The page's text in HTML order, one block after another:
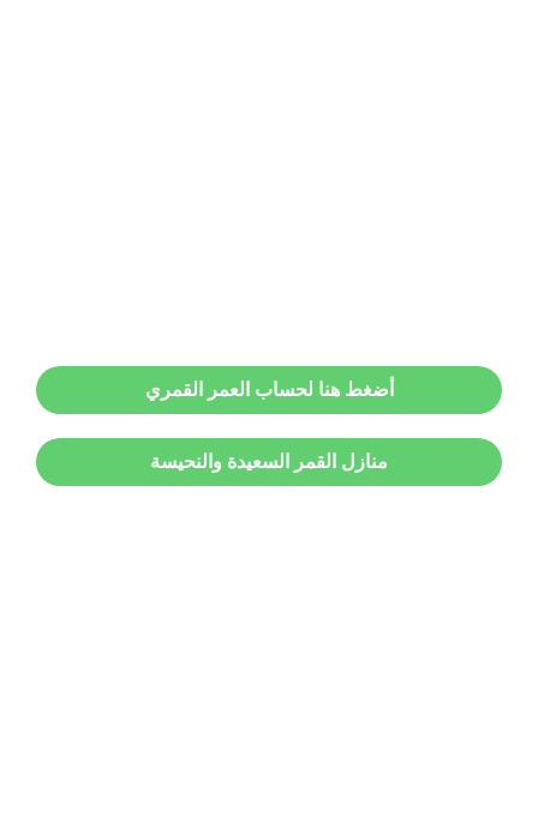
أضغط هنا لحساب العمر القمري
منازل القمر السعيدة والنحيسة